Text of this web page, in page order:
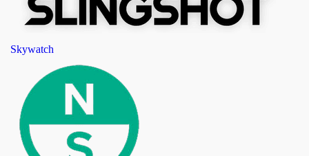
Skywatch